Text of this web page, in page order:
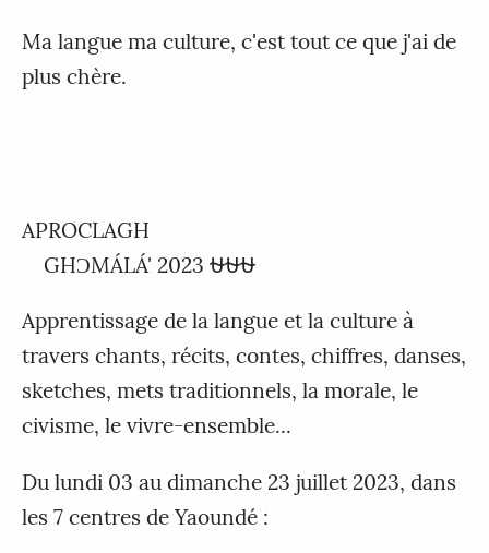
Ma langue ma culture, c'est tout ce que j'ai de
plus chère.
APROCLAGH
GHƆMÁLÁ' 2023 ⛎⛎⛎
Apprentissage de la langue et la culture à
travers chants, récits, contes, chiffres, danses,
sketches, mets traditionnels, la morale, le
civisme, le vivre-ensemble...
Du lundi 03 au dimanche 23 juillet 2023, dans
les 7 centres de Yaoundé :